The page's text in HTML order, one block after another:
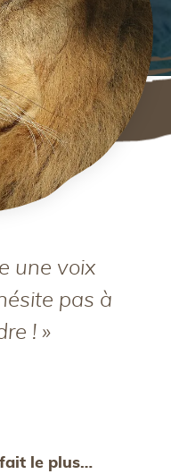
une voix
pas à
! »
fait le plus…